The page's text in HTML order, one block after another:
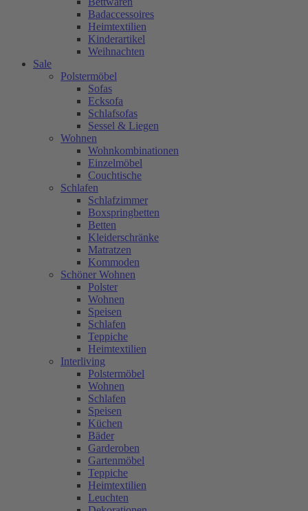
Badaccessoires
Heimtextilien
Kinderartikel
Weihnachten
Sale
Polstermöbel
Sofas
Ecksofa
Schlafsofas
Sessel & Liegen
Wohnen
Wohnkombinationen
Einzelmöbel
Couchtische
Schlafen
Schlafzimmer
Boxspringbetten
Betten
Kleiderschränke
Matratzen
Kommoden
Schöner Wohnen
Polster
Wohnen
Speisen
Schlafen
Teppiche
Heimtextilien
Interliving
Polstermöbel
Wohnen
Schlafen
Speisen
Küchen
Bäder
Garderoben
Gartenmöbel
Teppiche
Heimtextilien
Leuchten